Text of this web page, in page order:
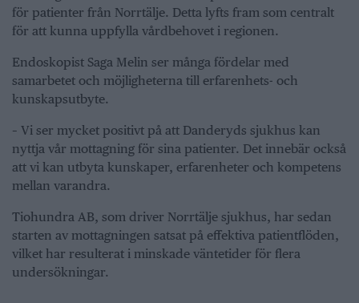
för patienter från Norrtälje. Detta lyfts fram som centralt
för att kunna uppfylla vårdbehovet i regionen.
Endoskopist Saga Melin ser många fördelar med
samarbetet och möjligheterna till erfarenhets- och
kunskapsutbyte.
– Vi ser mycket positivt på att Danderyds sjukhus kan
nyttja vår mottagning för sina patienter. Det innebär också
att vi kan utbyta kunskaper, erfarenheter och kompetens
mellan varandra.
Tiohundra AB, som driver Norrtälje sjukhus, har sedan
starten av mottagningen satsat på effektiva patientflöden,
vilket har resulterat i minskade väntetider för flera
undersökningar.